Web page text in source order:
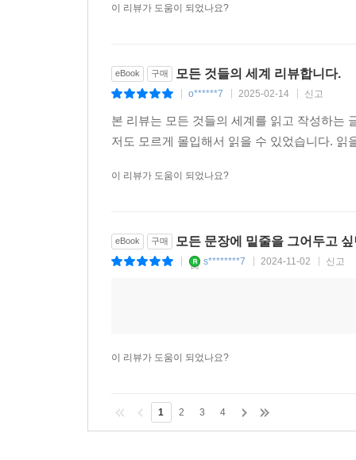
이 리뷰가 도움이 되었나요?
eBook 구매 모든 것들의 세계 리뷰합니다.
o******7 2025-02-14 신고
본 리뷰는 모든 것들의 세계를 읽고 작성하는
저도 모르게 몰입해서 읽을 수 있었습니다.
이 리뷰가 도움이 되었나요?
eBook 구매 모든 문장에 밑줄을 그어두고
s********7 2024-11-02 신고
이 리뷰가 도움이 되었나요?
1 2 3 4